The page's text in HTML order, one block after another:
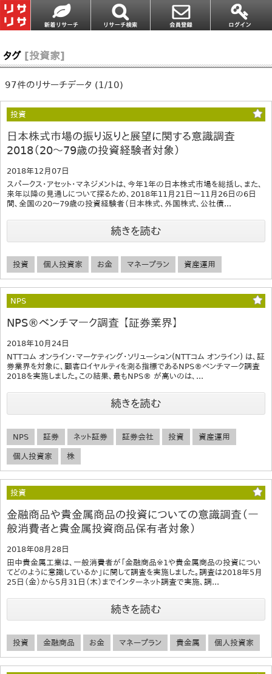
タグ [投資家]
97件のリサーチデータ (1/10)
投資
日本株式市場の振り返りと展望に関する意識調査
2018（20～79歳の投資経験者対象）
2018年12月07日
スパークス・アセット・マネジメントは、今年1年の日本株式市場を総括し、また、
来年以降の見通しについて探るため、2018年11月21日～11月26日の6日
間、全国の20～79歳の投資経験者（日本株式、外国株式、公社債...
続きを読む
投資 個人投資家 お金 マネープラン 資産運用
NPS
NPS®ベンチマーク調査 【証券業界】
2018年10月24日
NTTコム オンライン・マーケティング・ソリューション(NTTコム オンライン) は、証
券業界を対象に、顧客ロイヤルティを測る指標であるNPS®ベンチマーク調査
2018を実施しました。この結果、最もNPS® が高いのは、...
続きを読む
NPS 証券 ネット証券 証券会社 投資 資産運用
個人投資家 株
投資
金融商品や貴金属商品の投資についての意識調査（一
般消費者と貴金属投資商品保有者対象）
2018年08月28日
田中貴金属工業は、一般消費者が「金融商品※1や貴金属商品の投資につい
てどのように意識しているか」に関して調査を実施しました。調査は2018年5月
25日（金）から5月31日（木）までインターネット調査で実施、調...
続きを読む
投資 金融商品 お金 マネープラン 貴金属 個人投資家